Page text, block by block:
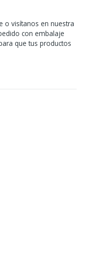
o visítanos en nuestra
con embalaje
que tus productos